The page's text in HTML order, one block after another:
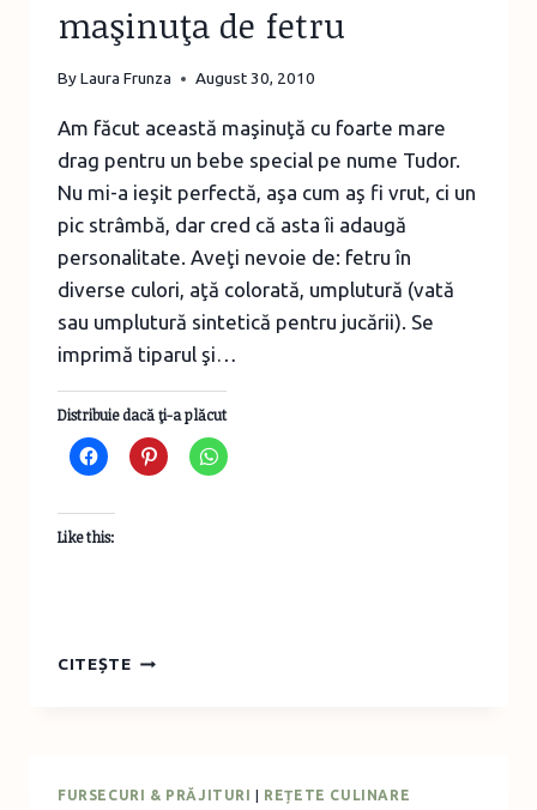
maşinuţa de fetru
ByLaura Frunza August 30, 2010
Am făcut această maşinuţă cu foarte mare
drag pentru un bebe special pe nume Tudor.
Nu mi-a ieşit perfectă, aşa cum aş fi vrut, ci un
pic strâmbă, dar cred că asta îi adaugă
personalitate. Aveţi nevoie de: fetru în
diverse culori, aţă colorată, umplutură (vată
sau umplutură sintetică pentru jucării). Se
imprimă tiparul şi…
Distribuie dacă ţi-a plăcut
Like this:
CITEȘTEUN
FURSECURI & PRĂJITURI REȚETE CULINARE